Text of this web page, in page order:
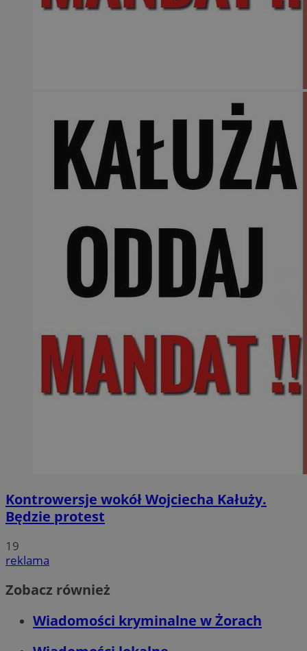
Kontrowersje wokół Wojciecha Kałuży.
Będzie protest
19
reklama
Zobacz również
Wiadomości kryminalne w Żorach